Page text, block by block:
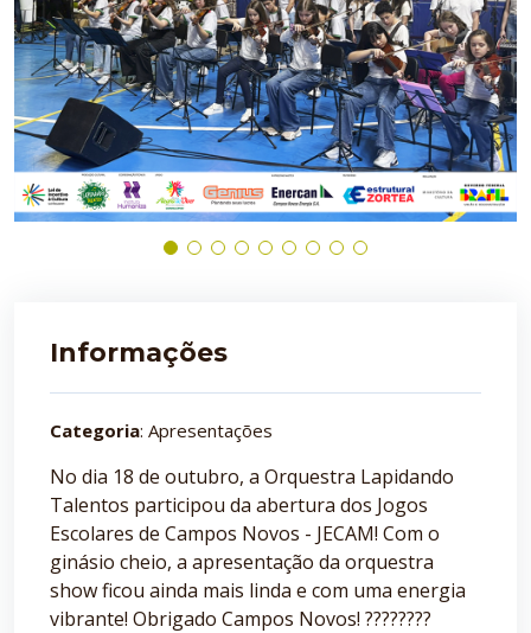
Informações
Categoria: Apresentações
No dia 18 de outubro, a Orquestra Lapidando
Talentos participou da abertura dos Jogos
Escolares de Campos Novos - JECAM! Com o
ginásio cheio, a apresentação da orquestra
show ficou ainda mais linda e com uma energia
vibrante! Obrigado Campos Novos! ????????